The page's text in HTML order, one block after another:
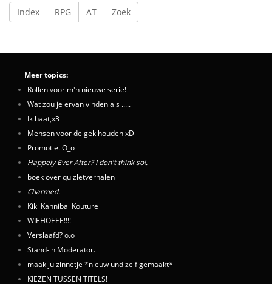
Index RPG AT Zoek
Meer topics:
Rollen voor m'n nieuwe serie!
Wat zou je ervan vinden als .....
Ik haat,x3
Mensen voor de gek houden xD
Promotie. O_o
Happely Ever After? I don't think so!.
boek over quizletverhalen
Charmed.
Kiki Kannibal Kouture
WIEHOEEE!!!!
Verslaafd? o.o
Stand-in Moderator.
maak ju zinnetje *nieuw und zelf gemaakt*
KIEZEN TUSSEN TITELS!